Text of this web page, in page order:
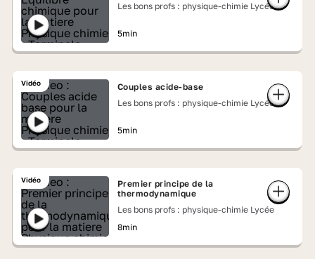
Les bons profs : physique-chimie Lycée
5min
Vidéo
Couples acide-base
Les bons profs : physique-chimie Lycée
5min
Vidéo
Premier principe de la
thermodynamique
Les bons profs : physique-chimie Lycée
8min